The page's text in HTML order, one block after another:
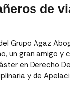
de
Grupo Agaz
un gran amigo y
en Derecho
y de